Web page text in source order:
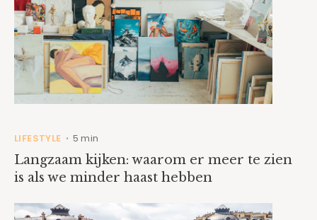
LIFESTYLE • 5 min
Langzaam kijken: waarom er meer te zien
is als we minder haast hebben